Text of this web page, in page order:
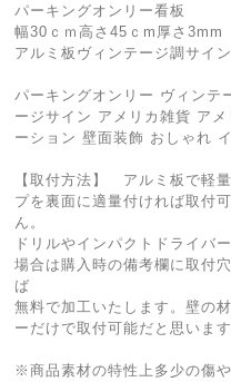
パーキングオンリー看板
幅30ｃｍ高さ45ｃm厚さ3mm
アルミ板ヴィンテージ調サイ
パーキングオンリー ヴィンテ
ージサイン アメリカ雑貨 ア
ーション 壁面装飾 おしゃれ
【取付方法】 アルミ板で軽
プを裏面に適量付ければ取付
ん。
ドリルやインパクトドライバ
場合は購入時の備考欄に取付
ば
無料で加工いたします。壁の
ーだけで取付可能だと思います
※商品素材の特性上多少の傷